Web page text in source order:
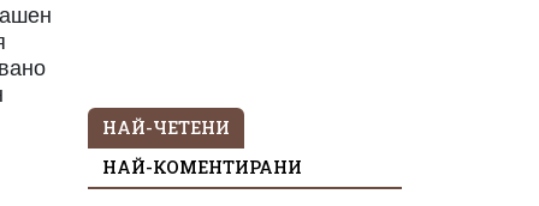
НАЙ-ЧЕТЕНИ
НАЙ-КОМЕНТИРАНИ